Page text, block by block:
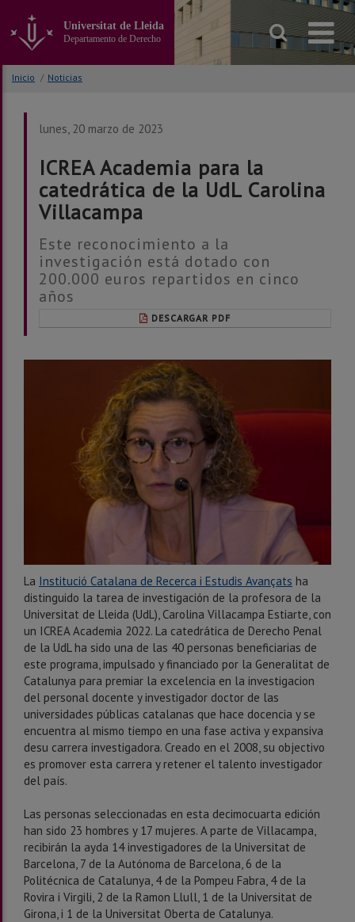
contenido
principal
Universitat de Lleida
Departamento de Derecho
Inicio / Noticias
lunes, 20 marzo de 2023
ICREA Academia para la
catedrática de la UdL Carolina
Villacampa
Este reconocimiento a la
investigación está dotado con
200.000 euros repartidos en cinco
años
DESCARGAR PDF
La Institució Catalana de Recerca i Estudis Avançats ha
distinguido la tarea de investigación de la profesora de la
Universitat de Lleida (UdL), Carolina Villacampa Estiarte, con
un ICREA Academia 2022. La catedrática de Derecho Penal
de la UdL ha sido una de las 40 personas beneficiarias de
este programa, impulsado y financiado por la Generalitat de
Catalunya para premiar la excelencia en la investigacion
del personal docente y investigador doctor de las
universidades públicas catalanas que hace docencia y se
encuentra al mismo tiempo en una fase activa y expansiva
desu carrera investigadora. Creado en el 2008, su objectivo
es promover esta carrera y retener el talento investigador
del país.
Las personas seleccionadas en esta decimocuarta edición
han sido 23 hombres y 17 mujeres. A parte de Villacampa,
recibirán la ayda 14 investigadores de la Universitat de
Barcelona, 7 de la Autónoma de Barcelona, 6 de la
Politécnica de Catalunya, 4 de la Pompeu Fabra, 4 de la
Rovira i Virgili, 2 de la Ramon Llull, 1 de la Universitat de
Girona, i 1 de la Universitat Oberta de Catalunya.